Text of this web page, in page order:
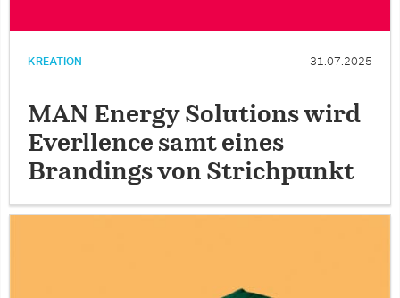
KREATION 31.07.2025
MAN Energy Solutions wird
Everllence samt eines
Brandings von Strichpunkt